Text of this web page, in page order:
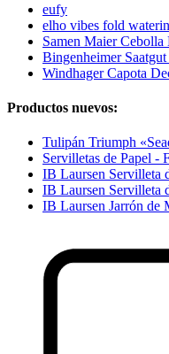
eufy
elho vibes fold
Samen Maier
Bingenheimer
Windhager Capota
Productos nuevos:
Tulipán Triumph
Servilletas de Papel -
IB Laursen Servilleta
IB Laursen Servilleta
IB Laursen Jarrón de